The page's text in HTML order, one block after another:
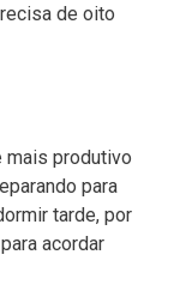
de oito
mais produtivo
para
tarde, por
acordar